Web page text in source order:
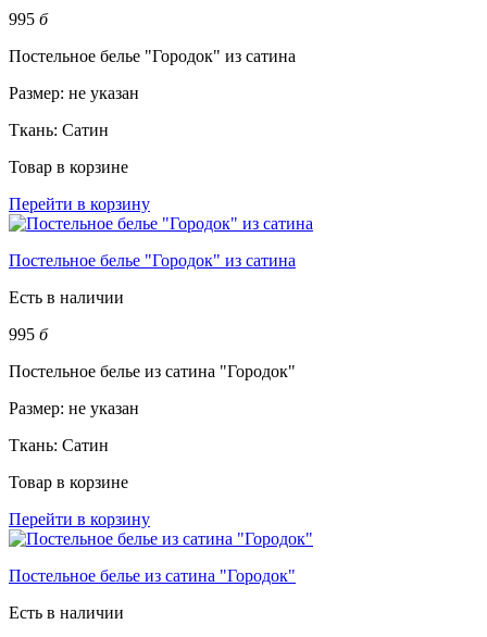
995 б
Постельное белье "Городок" из сатина
Размер: не указан
Ткань: Сатин
Товар в корзине
Перейти в корзину
Постельное белье "Городок" из сатина
Есть в наличии
995 б
Постельное белье из сатина "Городок"
Размер: не указан
Ткань: Сатин
Товар в корзине
Перейти в корзину
Постельное белье из сатина "Городок"
Есть в наличии